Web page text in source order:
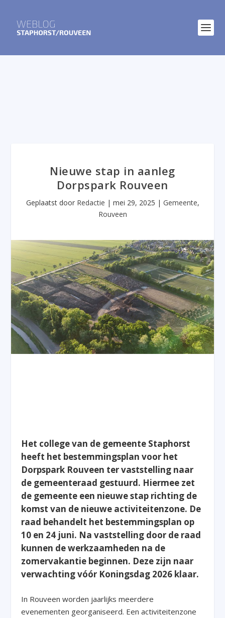
Nieuwe stap in aanleg
Dorpspark Rouveen
Geplaatst door Redactie | mei 29, 2025 | Gemeente,
Rouveen
Het college van de gemeente Staphorst
heeft het bestemmingsplan voor het
Dorpspark Rouveen ter vaststelling naar
de gemeenteraad gestuurd. Hiermee zet
de gemeente een nieuwe stap richting de
komst van de nieuwe activiteitenzone. De
raad behandelt het bestemmingsplan op
10 en 24 juni. Na vaststelling door de raad
kunnen de werkzaamheden na de
zomervakantie beginnen. Deze zijn naar
verwachting vóór Koningsdag 2026 klaar.
In Rouveen worden jaarlijks meerdere
evenementen georganiseerd. Een activiteitenzone